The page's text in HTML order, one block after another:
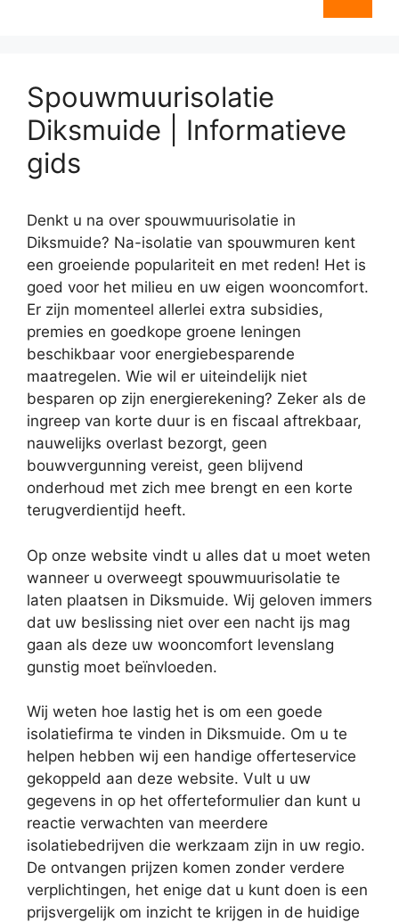
Spouwmuurisolatie
Diksmuide | Informatieve
gids
Denkt u na over spouwmuurisolatie in
Diksmuide? Na-isolatie van spouwmuren kent
een groeiende populariteit en met reden! Het is
goed voor het milieu en uw eigen wooncomfort.
Er zijn momenteel allerlei extra subsidies,
premies en goedkope groene leningen
beschikbaar voor energiebesparende
maatregelen. Wie wil er uiteindelijk niet
besparen op zijn energierekening? Zeker als de
ingreep van korte duur is en fiscaal aftrekbaar,
nauwelijks overlast bezorgt, geen
bouwvergunning vereist, geen blijvend
onderhoud met zich mee brengt en een korte
terugverdientijd heeft.
Op onze website vindt u alles dat u moet weten
wanneer u overweegt spouwmuurisolatie te
laten plaatsen in Diksmuide. Wij geloven immers
dat uw beslissing niet over een nacht ijs mag
gaan als deze uw wooncomfort levenslang
gunstig moet beïnvloeden.
Wij weten hoe lastig het is om een goede
isolatiefirma te vinden in Diksmuide. Om u te
helpen hebben wij een handige offerteservice
gekoppeld aan deze website. Vult u uw
gegevens in op het offerteformulier dan kunt u
reactie verwachten van meerdere
isolatiebedrijven die werkzaam zijn in uw regio.
De ontvangen prijzen komen zonder verdere
verplichtingen, het enige dat u kunt doen is een
prijsvergelijk om inzicht te krijgen in de huidige